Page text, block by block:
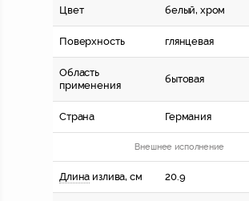
Цвет белый, хром
Поверхность глянцевая
Область
применения
бытовая
Страна Германия
Внешнее исполнение
Длина излива, см 20.9